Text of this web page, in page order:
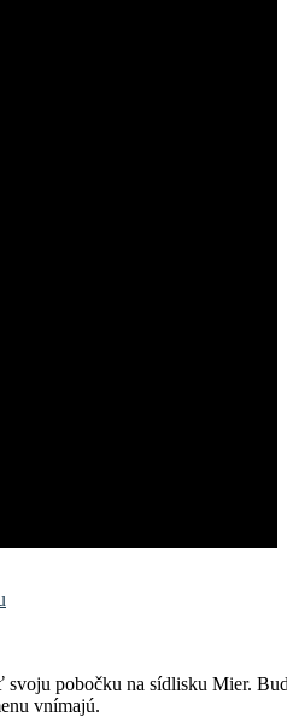
pobočku na sídlisku Mier.
vnímajú.